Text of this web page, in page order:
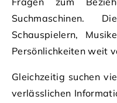
Suchmaschinen.
Schauspielern,
Persönlichkeiten weit
Gleichzeitig suchen
verlässlichen